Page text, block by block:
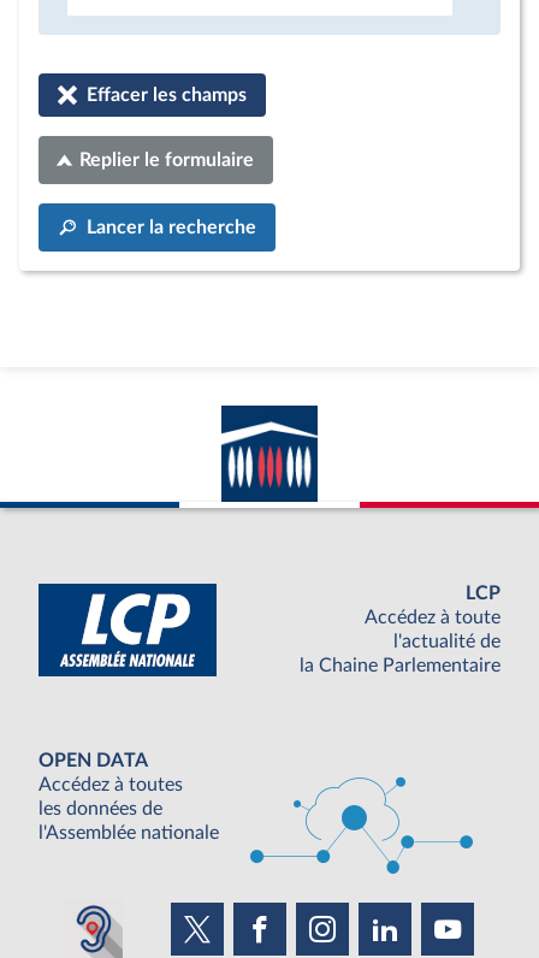
Effacer les champs
Replier le formulaire
Lancer la recherche
LCP
Accédez à toute
l'actualité de
la Chaine Parlementaire
OPEN DATA
Accédez à toutes
les données de
l'Assemblée nationale